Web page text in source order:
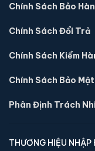
📐 Kích thước: 30 x
Chính Sách Bảo
Chính Sách Đổi Trả
Chính Sách Kiểm
Chính Sách Bảo
Phân Định Trách
THƯƠNG HIỆU NHẬP